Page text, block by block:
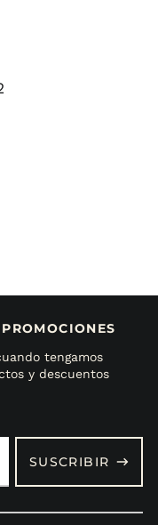
tengamos
y descuentos
SUSCRIBIR